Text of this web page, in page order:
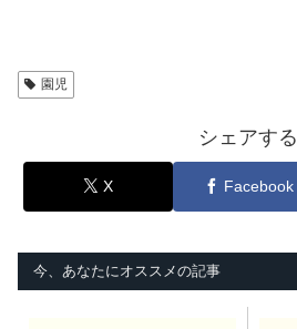
園児
シェアする
X Facebook
今、あなたにオススメの記事